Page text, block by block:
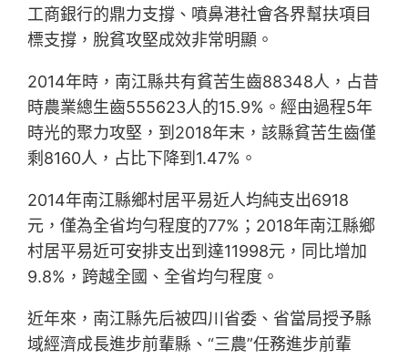
工商銀行的鼎力支撐、噴鼻港社會各界幫扶項目
標支撐，脫貧攻堅成效非常明顯。
2014年時，南江縣共有貧苦生齒88348人，占昔
時農業總生齒555623人的15.9%。經由過程5年
時光的聚力攻堅，到2018年末，該縣貧苦生齒僅
剩8160人，占比下降到1.47%。
2014年南江縣鄉村居平易近人均純支出6918
元，僅為全省均勻程度的77%；2018年南江縣鄉
村居平易近可安排支出到達11998元，同比增加
9.8%，跨越全國、全省均勻程度。
近年來，南江縣先后被四川省委、省當局授予縣
域經濟成長進步前輩縣、“三農”任務進步前輩